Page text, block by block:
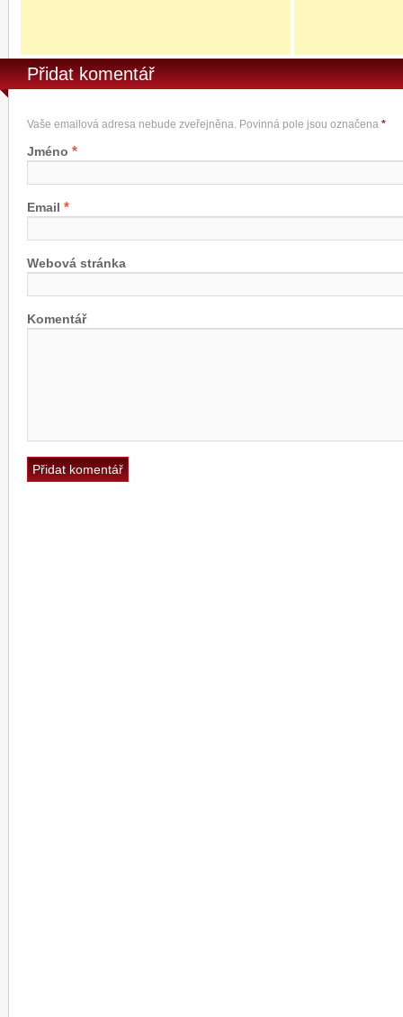
Přidat komentář
Vaše emailová adresa nebude zveřejněna. Povinná pole jsou označena *
Jméno *
Email *
Webová stránka
Komentář